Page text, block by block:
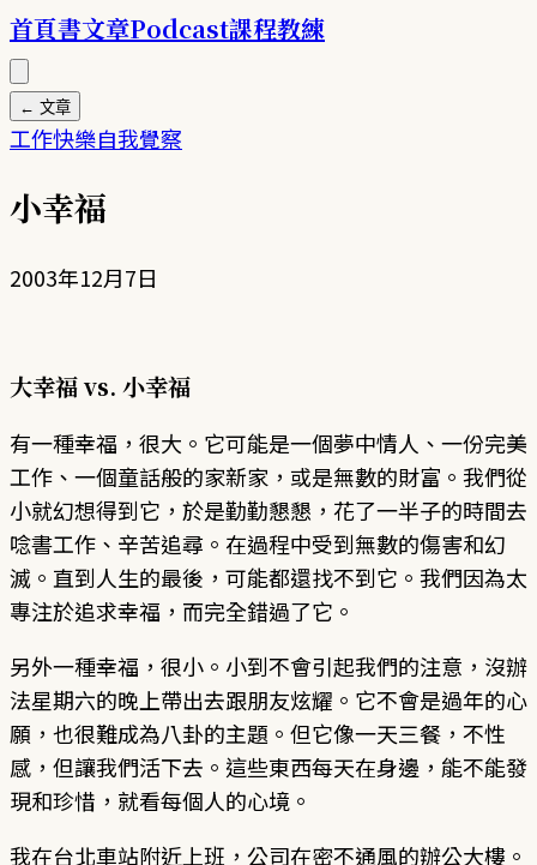
首頁書文章Podcast課程教練
← 文章
工作快樂自我覺察
小幸福
2003年12月7日
大幸福 vs. 小幸福
有一種幸福，很大。它可能是一個夢中情人、一份完美
工作、一個童話般的家新家，或是無數的財富。我們從
小就幻想得到它，於是勤勤懇懇，花了一半子的時間去
唸書工作、辛苦追尋。在過程中受到無數的傷害和幻
滅。直到人生的最後，可能都還找不到它。我們因為太
專注於追求幸福，而完全錯過了它。
另外一種幸福，很小。小到不會引起我們的注意，沒辦
法星期六的晚上帶出去跟朋友炫耀。它不會是過年的心
願，也很難成為八卦的主題。但它像一天三餐，不性
感，但讓我們活下去。這些東西每天在身邊，能不能發
現和珍惜，就看每個人的心境。
我在台北車站附近上班，公司在密不通風的辦公大樓。